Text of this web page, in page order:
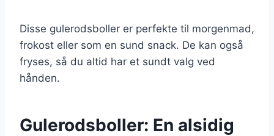
Disse gulerodsboller er perfekte til morgenmad,
frokost eller som en sund snack. De kan også
fryses, så du altid har et sundt valg ved
hånden.
Gulerodsboller: En alsidig